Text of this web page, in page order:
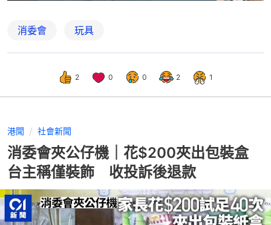
消委會 玩具
2 0 0 2 1
港聞 社會新聞
消委會夾公仔機｜花$200夾出包裝盒
台主稱僅裝飾 收投訴後退款